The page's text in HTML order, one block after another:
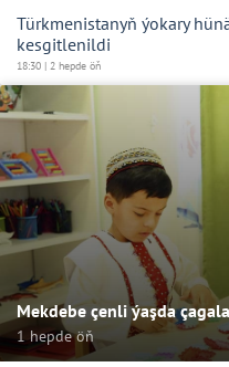
Türkmenistanyň ýokary
kesgitlenildi
18:30 | 2 hepde öň
Mekdebe çenli ýaşda
1 hepde öň